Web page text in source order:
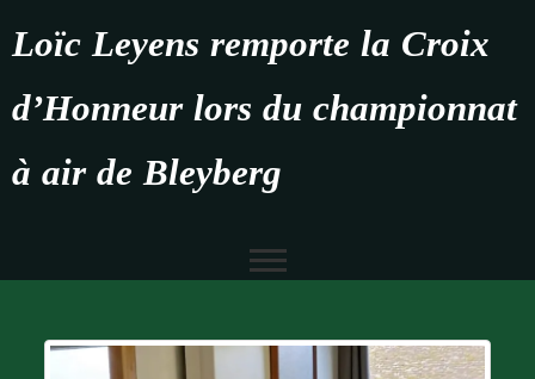
Loïc Leyens remporte la Croix
d’Honneur lors du championnat
à air de Bleyberg